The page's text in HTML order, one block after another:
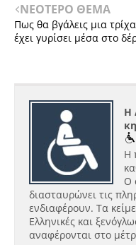
ΝΕΟΤΕΡΟ ΘΕΜΑ
Πως θα βγάλεις μια
έχει γυρίσει μέσα στο
Η
Η
Ο
διασταυρώνει τις
ενδιαφέρουν. Τα
Ελληνικές και
αναφέρονται στο